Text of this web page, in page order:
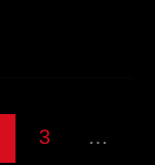
3 …